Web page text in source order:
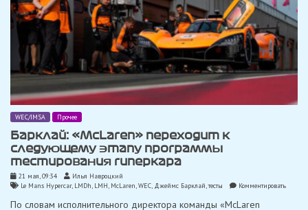
WEC/IMSA Прочее
Барклай: «McLaren» переходит к
следующему этапу программы
тестирования гиперкара
21 мая, 09:34
Илья Навроцкий
Le Mans Hypercar, LMDh, LMH, McLaren,WEC, Джеймс Барклай,тесты Комментироватьon
По словам исполнительного директора команды «McLaren